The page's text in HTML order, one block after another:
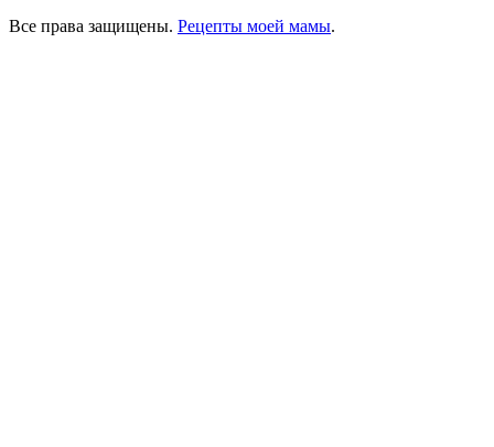
Все права защищены. Рецепты моей мамы.